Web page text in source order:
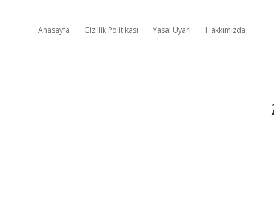
Anasayfa Gizlilik Politikası Yasal Uyarı Hakkımızda